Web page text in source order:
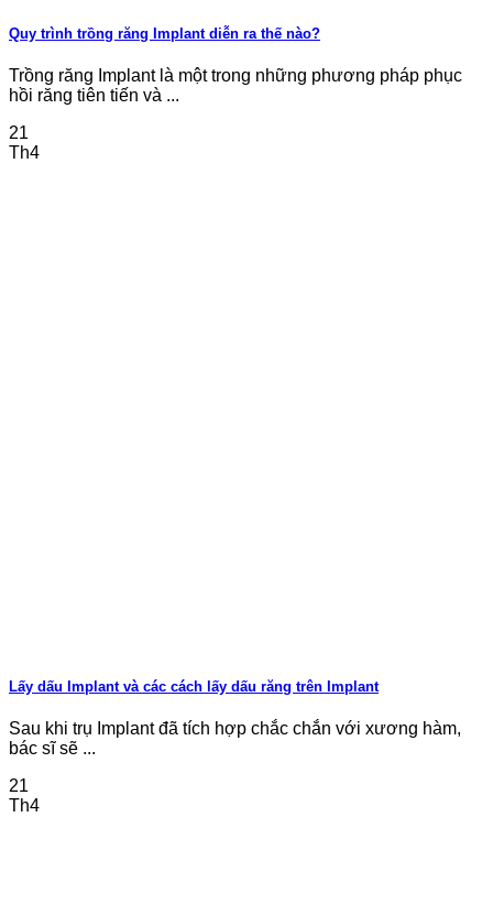
Quy trình trồng răng Implant diễn ra thế nào?
Trồng răng Implant là một trong những phương pháp phục
hồi răng tiên tiến và ...
21
Th4
Lấy dấu Implant và các cách lấy dấu răng trên Implant
Sau khi trụ Implant đã tích hợp chắc chắn với xương hàm,
bác sĩ sẽ ...
21
Th4